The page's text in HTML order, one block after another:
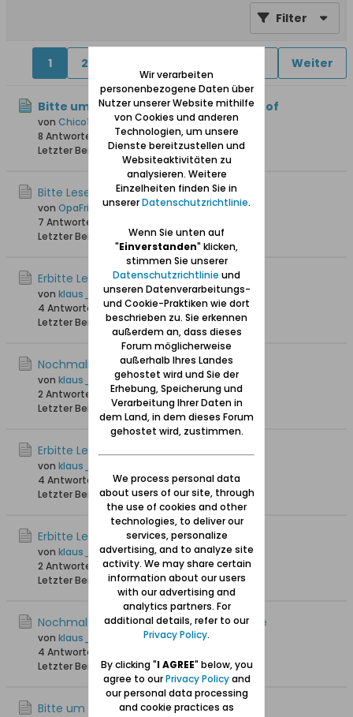
Filter
1 2 Weiter
Bitte um Lesehilfe - Grußkarte Stutthof
von Chico123
8 Antworten
114 Hits0 Likes
Letzter BeitragHeute, 00:01
Bitte Lesehilfe…
von OpaFritz
7 Antworten
Letzter Beitrag
30.04.2026, 18:04
Erbitte Lesehilfe
von klaus_skibowski
4 Antworten
1.430 Hits0 Likes
Letzter Beitrag10.12.2025, 06:38
Nochmalige Lesehilfe
von klaus_skibowski
2 Antworten
2.586 Hits0 Likes
Letzter Beitrag
17.08.2025, 21:12
Erbitte Lesehilfe
von klaus_skibowski
4 Antworten
1.796 Hits0 Likes
Letzter Beitrag17.08.2025, 19:17
Erbitte Lesehilfe
von klaus_skibowski
2 Antworten
1.580 Hits 0 Likes
Letzter Beitrag02.08.2025, 22:42
Nochmals Lesehilfe einer Geburtsurkunde
von klaus_skibowski
4 Antworten
Letzter Beitrag 21.07.2025, 13:34
Bitte um Lesehilfe einer Geburtsurkunde
Wir verarbeiten
personenbezogene Daten über
Nutzer unserer Website mithilfe
von Cookies und anderen
Technologien, um unsere
Dienste bereitzustellen und
Websiteaktivitäten zu
analysieren. Weitere
Einzelheiten finden Sie in
unsererDatenschutzrichtlinie.
Wenn Sie unten auf
"Einverstanden" klicken,
stimmen Sie unserer
Datenschutzrichtlinie und
unseren Datenverarbeitungs-
und Cookie-Praktiken wie dort
beschrieben zu. Sie erkennen
außerdem an, dass dieses
Forum möglicherweise
außerhalb Ihres Landes
gehostet wird und Sie der
Erhebung, Speicherung und
Verarbeitung Ihrer Daten in
dem Land, in dem dieses Forum
gehostet wird, zustimmen.
We process personal data
about users of our site, through
the use of cookies and other
technologies, to deliver our
services, personalize
advertising, and to analyze site
activity. We may share certain
information about our users
with our advertising and
analytics partners. For
additional details, refer to our
Privacy Policy.
By clicking "I AGREE" below, you
agree to ourPrivacy Policyand
our personal data processing
and cookie practices as